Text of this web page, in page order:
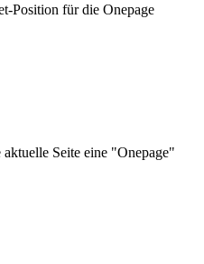
Position für die Onepage
aktuelle Seite eine "Onepage"